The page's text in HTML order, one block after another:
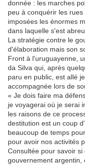
donnée : les marches
peu à conquérir les
imposées les énormes
dans laquelle s'est
La stratégie contre le
d'élaboration mais son
Front à l'uruguayenne,
da Silva qui, après
paru en public, est allé
accompagnée lors de
« Je dois faire ma
je voyagerai où je serai
les raisons de ce
destitution est un coup
beaucoup de temps
pour avoir nos activités
Consultée pour savoir
gouvernement argentin,